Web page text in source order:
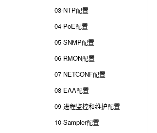
03-NTP配置
04-PoE配置
05-SNMP配置
06-RMON配置
07-NETCONF配置
08-EAA配置
09-进程监控和维护配置
10-Sampler配置